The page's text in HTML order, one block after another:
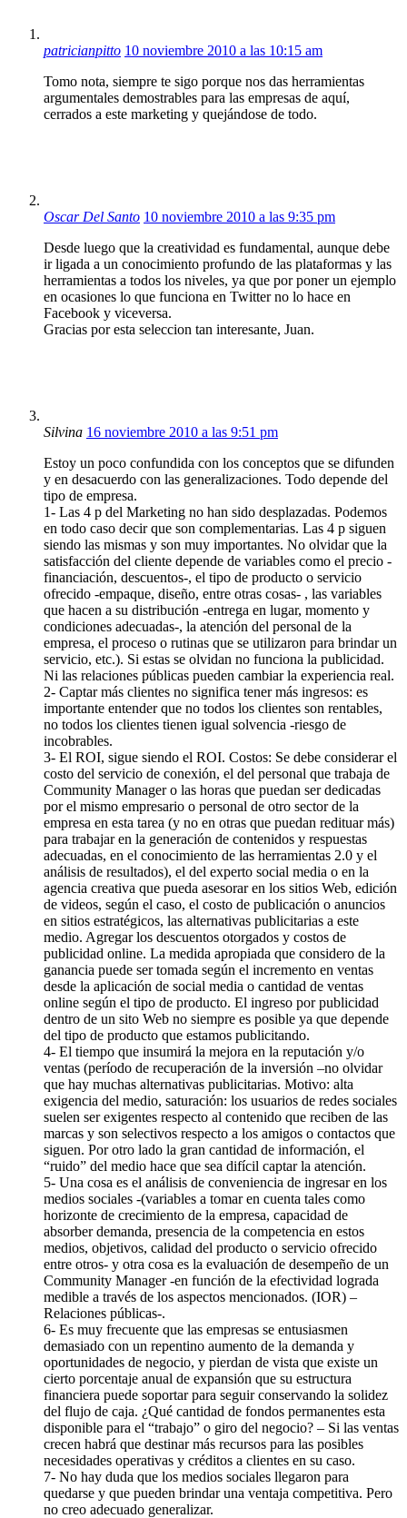
patricianpitto 10 noviembre 2010 a las 10:15 am
Tomo nota, siempre te sigo porque nos das herramientas
argumentales demostrables para las empresas de aquí,
cerrados a este marketing y quejándose de todo.
Oscar Del Santo 10 noviembre 2010 a las 9:35 pm
Desde luego que la creatividad es fundamental, aunque debe
ir ligada a un conocimiento profundo de las plataformas y las
herramientas a todos los niveles, ya que por poner un ejemplo
en ocasiones lo que funciona en Twitter no lo hace en
Facebook y viceversa.
Gracias por esta seleccion tan interesante, Juan.
Silvina 16 noviembre 2010 a las 9:51 pm
Estoy un poco confundida con los conceptos que se difunden
y en desacuerdo con las generalizaciones. Todo depende del
tipo de empresa.
1- Las 4 p del Marketing no han sido desplazadas. Podemos
en todo caso decir que son complementarias. Las 4 p siguen
siendo las mismas y son muy importantes. No olvidar que la
satisfacción del cliente depende de variables como el precio -
financiación, descuentos-, el tipo de producto o servicio
ofrecido -empaque, diseño, entre otras cosas- , las variables
que hacen a su distribución -entrega en lugar, momento y
condiciones adecuadas-, la atención del personal de la
empresa, el proceso o rutinas que se utilizaron para brindar un
servicio, etc.). Si estas se olvidan no funciona la publicidad.
Ni las relaciones públicas pueden cambiar la experiencia real.
2- Captar más clientes no significa tener más ingresos: es
importante entender que no todos los clientes son rentables,
no todos los clientes tienen igual solvencia -riesgo de
incobrables.
3- El ROI, sigue siendo el ROI. Costos: Se debe considerar el
costo del servicio de conexión, el del personal que trabaja de
Community Manager o las horas que puedan ser dedicadas
por el mismo empresario o personal de otro sector de la
empresa en esta tarea (y no en otras que puedan redituar más)
para trabajar en la generación de contenidos y respuestas
adecuadas, en el conocimiento de las herramientas 2.0 y el
análisis de resultados), el del experto social media o en la
agencia creativa que pueda asesorar en los sitios Web, edición
de videos, según el caso, el costo de publicación o anuncios
en sitios estratégicos, las alternativas publicitarias a este
medio. Agregar los descuentos otorgados y costos de
publicidad online. La medida apropiada que considero de la
ganancia puede ser tomada según el incremento en ventas
desde la aplicación de social media o cantidad de ventas
online según el tipo de producto. El ingreso por publicidad
dentro de un sito Web no siempre es posible ya que depende
del tipo de producto que estamos publicitando.
4- El tiempo que insumirá la mejora en la reputación y/o
ventas (período de recuperación de la inversión –no olvidar
que hay muchas alternativas publicitarias. Motivo: alta
exigencia del medio, saturación: los usuarios de redes sociales
suelen ser exigentes respecto al contenido que reciben de las
marcas y son selectivos respecto a los amigos o contactos que
siguen. Por otro lado la gran cantidad de información, el
“ruido” del medio hace que sea difícil captar la atención.
5- Una cosa es el análisis de conveniencia de ingresar en los
medios sociales -(variables a tomar en cuenta tales como
horizonte de crecimiento de la empresa, capacidad de
absorber demanda, presencia de la competencia en estos
medios, objetivos, calidad del producto o servicio ofrecido
entre otros- y otra cosa es la evaluación de desempeño de un
Community Manager -en función de la efectividad lograda
medible a través de los aspectos mencionados. (IOR) –
Relaciones públicas-.
6- Es muy frecuente que las empresas se entusiasmen
demasiado con un repentino aumento de la demanda y
oportunidades de negocio, y pierdan de vista que existe un
cierto porcentaje anual de expansión que su estructura
financiera puede soportar para seguir conservando la solidez
del flujo de caja. ¿Qué cantidad de fondos permanentes esta
disponible para el “trabajo” o giro del negocio? – Si las ventas
crecen habrá que destinar más recursos para las posibles
necesidades operativas y créditos a clientes en su caso.
7- No hay duda que los medios sociales llegaron para
quedarse y que pueden brindar una ventaja competitiva. Pero
no creo adecuado generalizar.